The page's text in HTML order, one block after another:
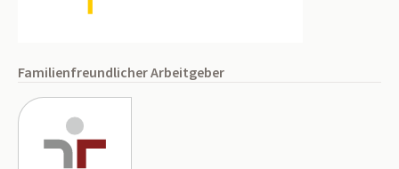
Familienfreundlicher Arbeitgeber